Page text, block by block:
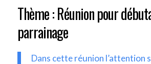
Thème : Réunion pour
parrainage
Dans cette réunion l’attention